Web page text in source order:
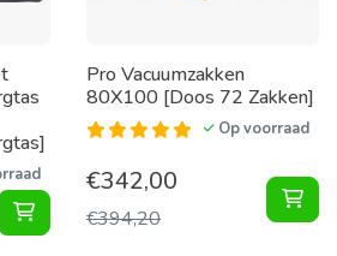
Tuinkussen Pakket
Pro Vacuumzakken
80X100 [Doos 72 Zakken]
Op voorraad
€342,00
€394,20